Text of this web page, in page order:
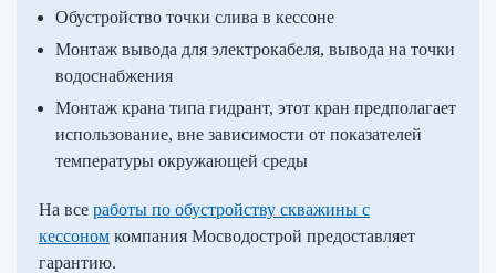
Обустройство точки слива в кессоне
Монтаж вывода для электрокабеля, вывода на точки
водоснабжения
Монтаж крана типа гидрант, этот кран предполагает
использование, вне зависимости от показателей
температуры окружающей среды
На все работы по обустройству скважины с
кессоном компания Мосводострой предоставляет
гарантию.